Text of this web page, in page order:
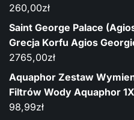
260,00zł
Saint George Palace
Grecja Korfu Agios
2765,00zł
Aquaphor Zestaw
Filtrów Wody Aquaphor
98,99zł